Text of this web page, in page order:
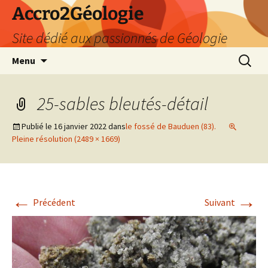
Accro2Géologie
Site dédié aux passionnés de Géologie
Menu
25-sables bleutés-détail
Publié le 16 janvier 2022dansle fossé de Bauduen (83).
Pleine résolution (2489 × 1669)
← Précédent Suivant →